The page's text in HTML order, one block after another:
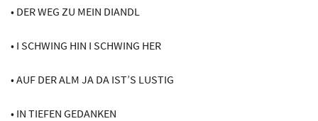
• DER WEG ZU MEIN DIANDL
• I SCHWING HIN I SCHWING HER
• AUF DER ALM JA DA IST’S LUSTIG
• IN TIEFEN GEDANKEN